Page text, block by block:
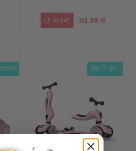
112.39 €
do 7 dní